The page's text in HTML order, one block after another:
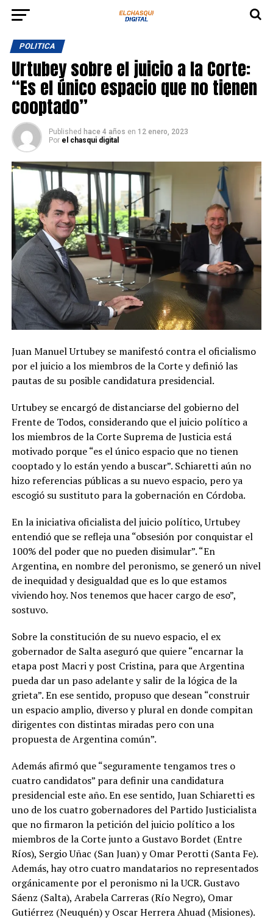
POLITICA
Urtubey sobre el juicio a la Corte:
“Es el único espacio que no tienen
cooptado”
Published hace 4 años en 12 enero, 2023
Por el chasqui digital
Juan Manuel Urtubey se manifestó contra el oficialismo
por el juicio a los miembros de la Corte y definió las
pautas de su posible candidatura presidencial.
Urtubey se encargó de distanciarse del gobierno del
Frente de Todos, considerando que el juicio político a
los miembros de la Corte Suprema de Justicia está
motivado porque “es el único espacio que no tienen
cooptado y lo están yendo a buscar”. Schiaretti aún no
hizo referencias públicas a su nuevo espacio, pero ya
escogió su sustituto para la gobernación en Córdoba.
En la iniciativa oficialista del juicio político, Urtubey
entendió que se refleja una “obsesión por conquistar el
100% del poder que no pueden disimular”. “En
Argentina, en nombre del peronismo, se generó un nivel
de inequidad y desigualdad que es lo que estamos
viviendo hoy. Nos tenemos que hacer cargo de eso”,
sostuvo.
Sobre la constitución de su nuevo espacio, el ex
gobernador de Salta aseguró que quiere “encarnar la
etapa post Macri y post Cristina, para que Argentina
pueda dar un paso adelante y salir de la lógica de la
grieta”. En ese sentido, propuso que desean “construir
un espacio amplio, diverso y plural en donde compitan
dirigentes con distintas miradas pero con una
propuesta de Argentina común”.
Además afirmó que “seguramente tengamos tres o
cuatro candidatos” para definir una candidatura
presidencial este año. En ese sentido, Juan Schiaretti es
uno de los cuatro gobernadores del Partido Justicialista
que no firmaron la petición del juicio político a los
miembros de la Corte junto a Gustavo Bordet (Entre
Ríos), Sergio Uñac (San Juan) y Omar Perotti (Santa Fe).
Además, hay otro cuatro mandatarios no representados
orgánicamente por el peronismo ni la UCR. Gustavo
Sáenz (Salta), Arabela Carreras (Río Negro), Omar
Gutiérrez (Neuquén) y Oscar Herrera Ahuad (Misiones).